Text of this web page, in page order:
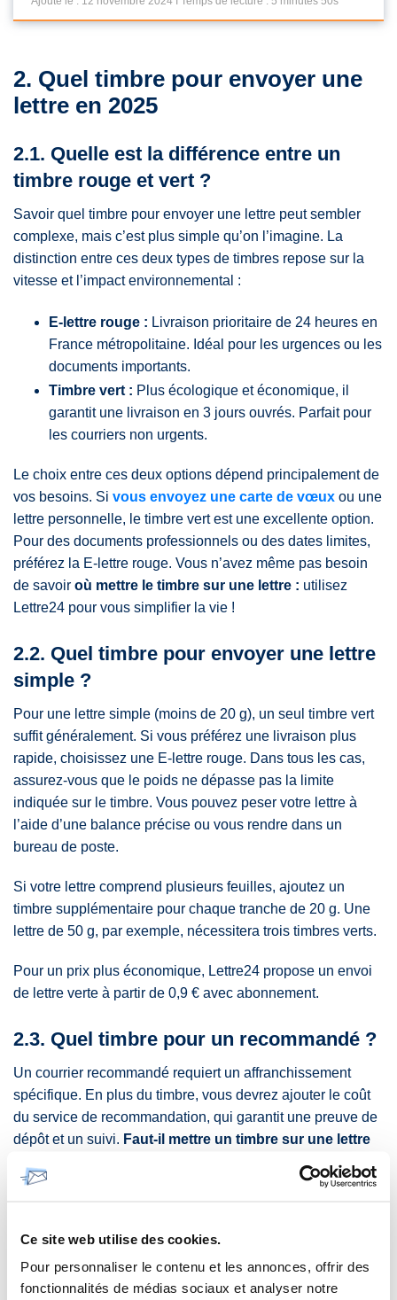
Ce site web utilise des cookies.
Pour personnaliser le contenu et les annonces, offrir des
fonctionnalités de médias sociaux et analyser notre
2. Quel timbre pour envoyer une
lettre en 2025
2.1. Quelle est la différence entre un
timbre rouge et vert ?
Savoir quel timbre pour envoyer une lettre peut sembler
complexe, mais c’est plus simple qu’on l’imagine. La
distinction entre ces deux types de timbres repose sur la
vitesse et l’impact environnemental :
E-lettre rouge : Livraison prioritaire de 24 heures en
France métropolitaine. Idéal pour les urgences ou les
documents importants.
Timbre vert : Plus écologique et économique, il
garantit une livraison en 3 jours ouvrés. Parfait pour
les courriers non urgents.
Le choix entre ces deux options dépend principalement de
vos besoins. Si vous envoyez une carte de vœux ou une
lettre personnelle, le timbre vert est une excellente option.
Pour des documents professionnels ou des dates limites,
préférez la E-lettre rouge. Vous n’avez même pas besoin
de savoir où mettre le timbre sur une lettre : utilisez
Lettre24 pour vous simplifier la vie !
2.2. Quel timbre pour envoyer une lettre
simple ?
Pour une lettre simple (moins de 20 g), un seul timbre vert
suffit généralement. Si vous préférez une livraison plus
rapide, choisissez une E-lettre rouge. Dans tous les cas,
assurez-vous que le poids ne dépasse pas la limite
indiquée sur le timbre. Vous pouvez peser votre lettre à
l’aide d’une balance précise ou vous rendre dans un
bureau de poste.
Si votre lettre comprend plusieurs feuilles, ajoutez un
timbre supplémentaire pour chaque tranche de 20 g. Une
lettre de 50 g, par exemple, nécessitera trois timbres verts.
Pour un prix plus économique, Lettre24 propose un envoi
de lettre verte à partir de 0,9 € avec abonnement.
2.3. Quel timbre pour un recommandé ?
Un courrier recommandé requiert un affranchissement
spécifique. En plus du timbre, vous devrez ajouter le coût
du service de recommandation, qui garantit une preuve de
dépôt et un suivi. Faut-il mettre un timbre sur une lettre
Oui, absolument ! Ce timbre sera adapté
au poids et à la destination de la lettre. Par exemple, pour
Le courrier recommandé est idéal pour les documents
importants tels que des contrats, des lettres de résiliation